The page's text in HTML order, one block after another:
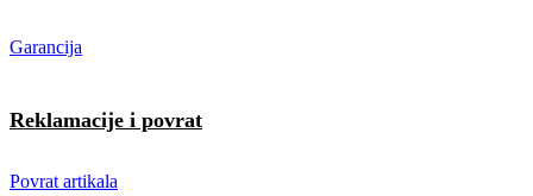
Garancija
Reklamacije i povrat
Povrat artikala